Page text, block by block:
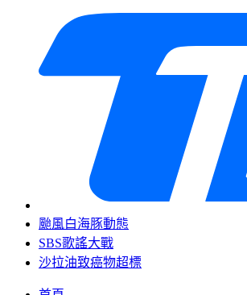
颱風白海豚動態
SBS歌謠大戰
沙拉油致癌物超標